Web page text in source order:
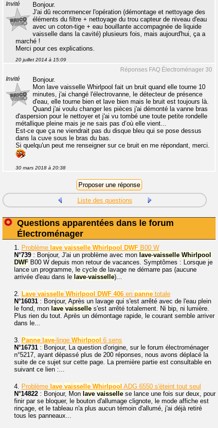
Invité
Bonjour.
J'ai dû recommencer l'opération (démontage et nettoyage des
éléments du filtre + nettoyage du trou capteur de niveau d'eau
avec un coton-tige + eau bouillante accompagnée de liquide
vaisselle dans la cavité) plusieurs fois, mais aujourd'hui, ça a
marché !
Merci pour ces explications.
20 juillet 2014 à 15:09
Réponses FAQ Électroménager 30
Invité
Bonjour.
Mon lave vaisselle Whirlpool fait un bruit quand elle tourne 10
minutes, j'ai changé l'électrovanne, le détecteur de présence
d'eau, elle tourne bien et lave bien mais le bruit est toujours là.
Quand j'ai voulu changer les pièces j'ai démonté la vanne bras
d'aspersion pour le nettoyer et j'ai vu tombé une toute petite rondelle
métallique pleine mais je ne sais pas d’où elle vient...
Est-ce que ça ne viendrait pas du disque bleu qui se pose dessus
dans la cuve sous le bras du bas.
Si quelqu'un peut me renseigner sur ce bruit en me répondant, merci.
30 mars 2018 à 20:38
Liste des questions
Questions apparentées dans le forum
Électroménager
1. Problème lave vaisselle Whirlpool DWF B00 W
N°739 : Bonjour, J'ai un problème avec mon lave-vaisselle Whirlpool
DWF B00 W depuis mon retour de vacances. Symptômes : Lorsque je
lance un programme, le cycle de lavage ne démarre pas (aucune
arrivée d'eau dans le lave-vaisselle)...
2. Lave vaisselle Whirlpool DWF 406 en panne totale
N°16031 : Bonjour, Après un lavage qui s'est arrêté avec de l'eau plein
le fond, mon lave vaisselle s'est arrêté totalement. Ni bip, ni lumière.
Plus rien du tout. Après un démontage rapide, le courant semble arriver
dans le...
3. Panne lave-linge Whirlpool 6 sens
N°16731 : Bonjour, La question d'origine, sur le forum électroménager
n°5217, ayant dépassé plus de 200 réponses, nous avons déplacé la
suite de ce sujet sur cette page. La première partie est consultable en
suivant ce lien :...
4. Problème lave vaisselle Whirlpool ADG 6550 s'éteint tout seul
N°14822 : Bonjour, Mon lave vaisselle se lance une fois sur deux, pour
finir par se bloquer, le bouton d'allumage clignote, le mode affiche est
rinçage, et le tableau n'a plus aucun témoin d'allumé, j'ai déjà retiré
tous les panneaux...